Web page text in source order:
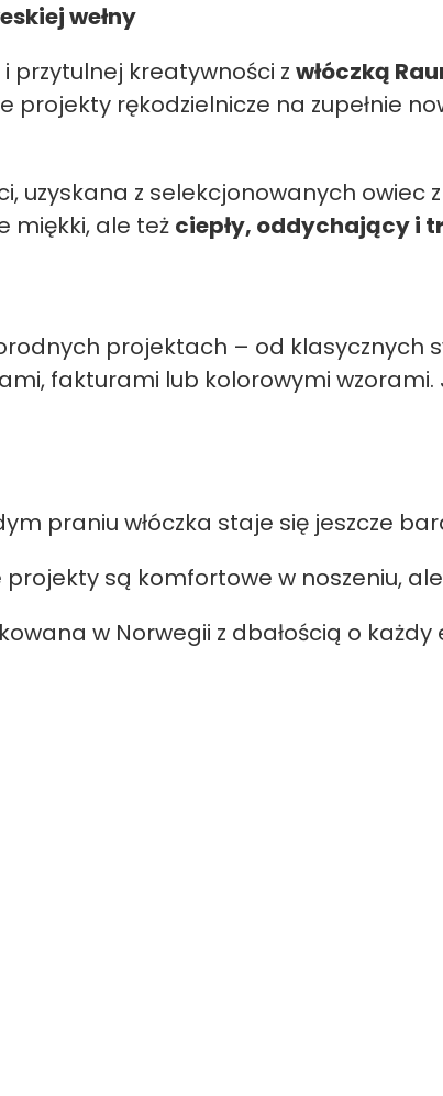
wełny
przytulnej kreatywności z włóczką
projekty rękodzielnicze na zupełnie
uzyskana z selekcjonowanych owiec
miękki, ale też ciepły, oddychający i
projektach – od klasycznych
fakturami lub kolorowymi
praniu włóczka staje się jeszcze
są komfortowe w noszeniu, ale
w Norwegii z dbałością o